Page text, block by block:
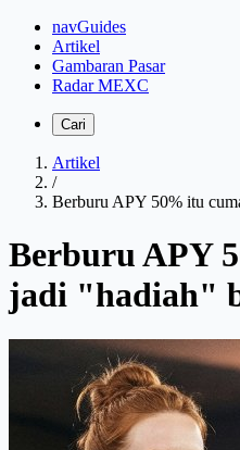
navGuides
Artikel
Gambaran Pasar
Radar MEXC
Cari
Artikel
/
Berburu APY 50% itu
Berburu APY
jadi "hadiah"